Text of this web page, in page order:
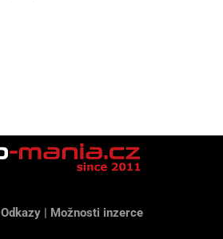
Odkazy Možnosti inzerce